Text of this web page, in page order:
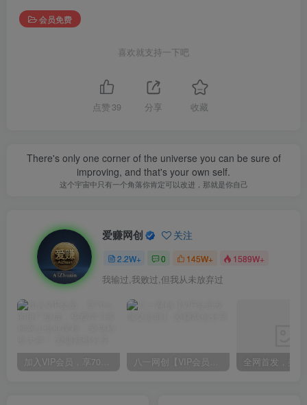
会员免费
喜欢就支持一下吧
点赞 39 分享 收藏
There's only one corner of the universe you can be sure of
improving, and that's your own self.
这个宇宙中只有一个角落你肯定可以改进，那就是你自己
爱赚网创 关注
2.2W+ 0 145W+ 1589W+
我输过,我败过,但我从未放弃过
加入VIP会员，享70%的推广提成，免费学习多种网上创业课程，菜鸟秒变大神！ 八一网创【VIP会员专属交流群】